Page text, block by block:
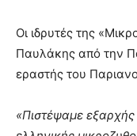
Οι ιδρυτές της
Παυλάκης από την
εραστής του
«Πιστέψαμε